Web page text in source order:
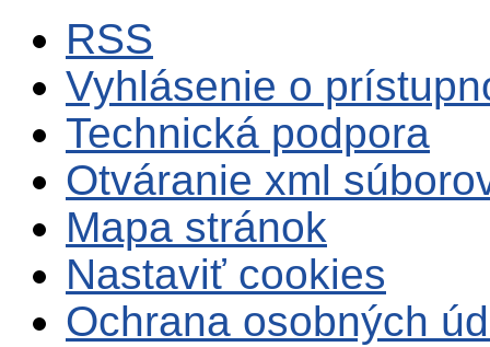
RSS
Vyhlásenie o
Technická podpora
Otváranie xml
Mapa stránok
Nastaviť cookies
Ochrana osobných